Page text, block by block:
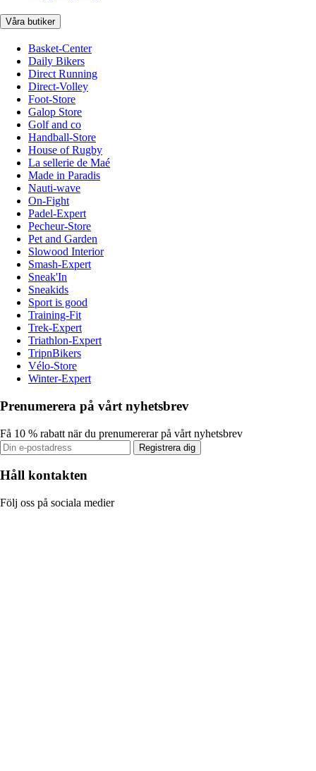
Våra butiker
Basket-Center
Daily Bikers
Direct Running
Direct-Volley
Foot-Store
Galop Store
Golf and co
Handball-Store
House of Rugby
La sellerie de Maé
Made in Paradis
Nauti-wave
On-Fight
Padel-Expert
Pecheur-Store
Pet and Garden
Slowood Interior
Smash-Expert
Sneak'In
Sneakids
Sport is good
Training-Fit
Trek-Expert
Triathlon-Expert
TripnBikers
Vélo-Store
Winter-Expert
Prenumerera på vårt nyhetsbrev
Få 10 % rabatt när du prenumererar på vårt nyhetsbrev
Registrera dig
Håll kontakten
Följ oss på sociala medier